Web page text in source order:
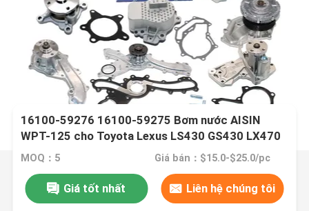
16100-59276 16100-59275 Bơm nước AISIN
WPT-125 cho Toyota Lexus LS430 GS430 LX470
Land Cruiser UZJ200 VDJ200 GRJ200
MOQ：5 Giá bán：$15.0-$25.0/pc
Giá tốt nhất Liên hệ chúng tôi